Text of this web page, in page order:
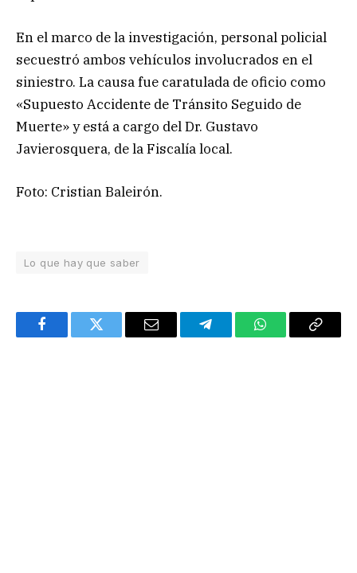
En el marco de la investigación, personal policial
secuestró ambos vehículos involucrados en el
siniestro. La causa fue caratulada de oficio como
«Supuesto Accidente de Tránsito Seguido de
Muerte» y está a cargo del Dr. Gustavo
Javierosquera, de la Fiscalía local.
Foto: Cristian Baleirón.
Lo que hay que saber
FacebookTwitter Email TelegramWhatsAppCopy